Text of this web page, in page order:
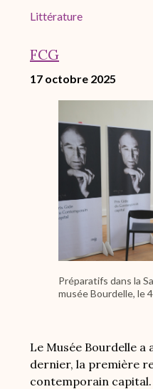
Littérature
FCG
17 octobre 2025
Préparatifs dans la
musée Bourdelle, le
Le Musée Bourdelle a
dernier, la première
contemporain capital.